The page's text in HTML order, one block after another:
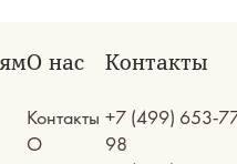
О нас
Контакты
О
Контакты
+7 (499) 653-
98